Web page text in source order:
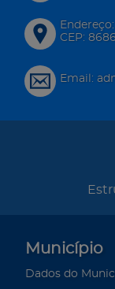
CEP:
Email:
Município
Dados do